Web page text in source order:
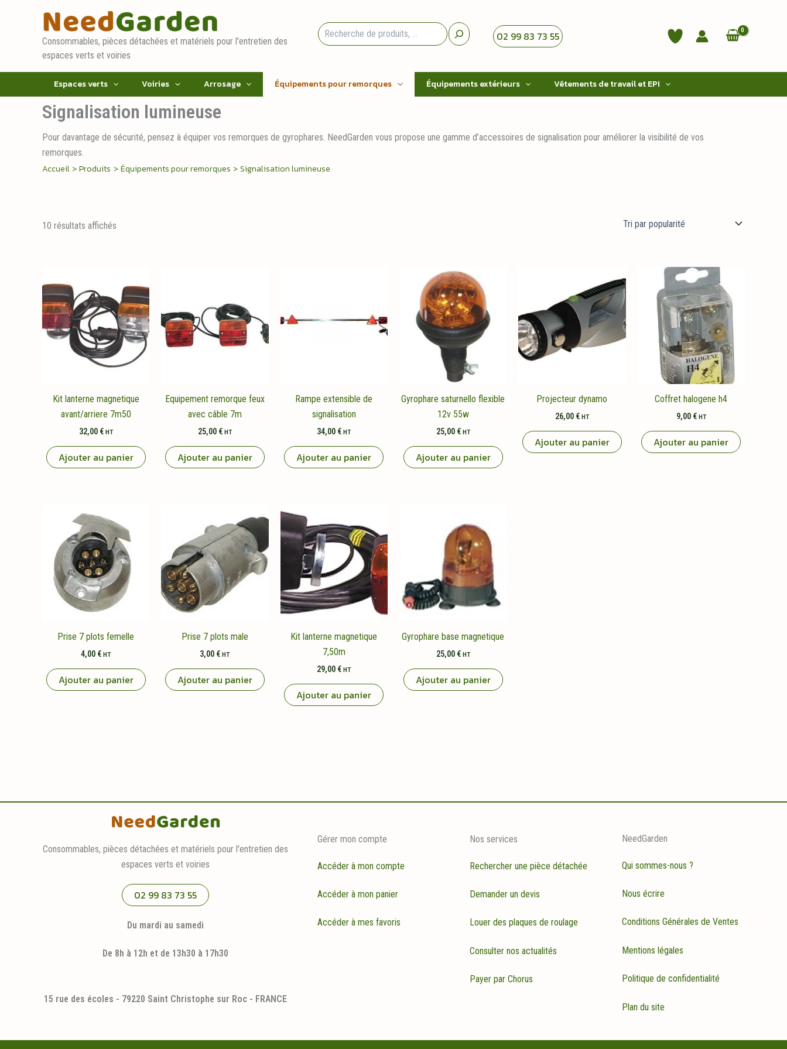
Consommables, pièces détachées et matériels pour l'entretien des
espaces verts et voiries
02 99 83 73 55
Espaces verts Voiries Arrosage Équipements pour remorques Équipements extérieurs Vêtements de travail et EPI
Signalisation lumineuse
Pour davantage de sécurité, pensez à équiper vos remorques de gyrophares. NeedGarden vous propose une gamme d’accessoires de signalisation pour améliorer la visibilité de vos
remorques.
Accueil Produits Équipements pour remorques Signalisation lumineuse
10 résultats affichés
Kit lanterne magnetique
avant/arriere 7m50
32,00 € HT
Ajouter au panier
Equipement remorque feux
avec câble 7m
25,00 € HT
Ajouter au panier
Rampe extensible de
signalisation
34,00 € HT
Ajouter au panier
Gyrophare saturnello flexible
12v 55w
25,00 € HT
Ajouter au panier
Projecteur dynamo
26,00 € HT
Ajouter au panier
Coffret halogene h4
9,00 € HT
Ajouter au panier
Prise 7 plots femelle
4,00 € HT
Ajouter au panier
Prise 7 plots male
3,00 € HT
Ajouter au panier
Kit lanterne magnetique
7,50m
29,00 € HT
Ajouter au panier
Gyrophare base magnetique
25,00 € HT
Ajouter au panier
Consommables, pièces détachées et matériels pour l'entretien des
espaces verts et voiries
02 99 83 73 55
Du mardi au samedi
De 8h à 12h et de 13h30 à 17h30
15 rue des écoles - 79220 Saint Christophe sur Roc - FRANCE
Gérer mon compte
Accéder à mon compte
Accéder à mon panier
Accéder à mes favoris
Nos services
Rechercher une pièce détachée
Demander un devis
Louer des plaques de roulage
Consulter nos actualités
Payer par Chorus
NeedGarden
Qui sommes-nous ?
Nous écrire
Conditions Générales de Ventes
Mentions légales
Politique de confidentialité
Plan du site